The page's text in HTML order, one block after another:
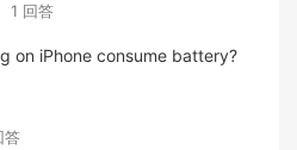
1 回答
on iPhone consume battery?
答